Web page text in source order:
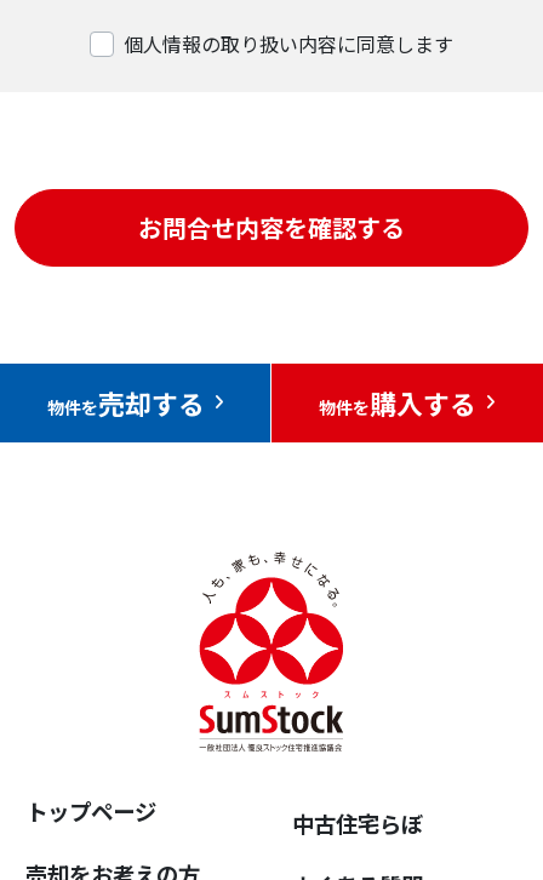
個人情報の取り扱い内容に同意します
物件を売却する 物件を購入する
トップページ
中古住宅らぼ